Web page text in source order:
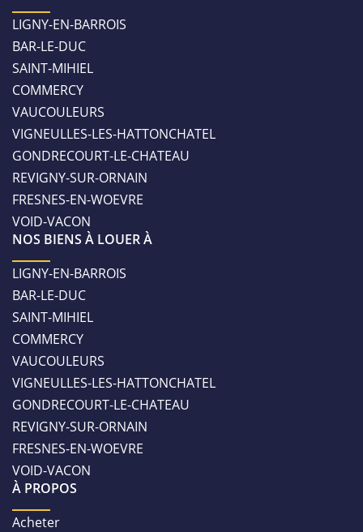
LIGNY-EN-BARROIS
BAR-LE-DUC
SAINT-MIHIEL
COMMERCY
VAUCOULEURS
VIGNEULLES-LES-HATTONCHATEL
GONDRECOURT-LE-CHATEAU
REVIGNY-SUR-ORNAIN
FRESNES-EN-WOEVRE
VOID-VACON
NOS BIENS À LOUER À
LIGNY-EN-BARROIS
BAR-LE-DUC
SAINT-MIHIEL
COMMERCY
VAUCOULEURS
VIGNEULLES-LES-HATTONCHATEL
GONDRECOURT-LE-CHATEAU
REVIGNY-SUR-ORNAIN
FRESNES-EN-WOEVRE
VOID-VACON
À PROPOS
Acheter